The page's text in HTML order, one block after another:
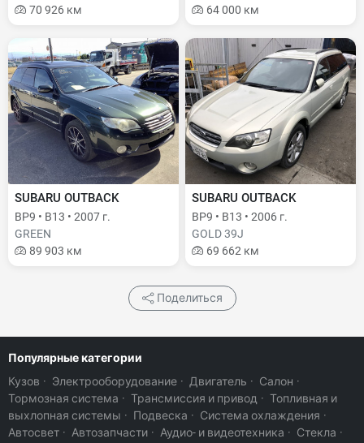
70 926 км
64 000 км
SUBARU OUTBACK
BP9 • B13 • 2007 г.
GREEN
89 903 км
SUBARU OUTBACK
BP9 • B13 • 2006 г.
GOLD 39J
69 662 км
Поделиться
Популярные категории
Кузов · Электрооборудование · Двигатель · Салон ·
Тормозная система · Трансмиссия и привод · Топливная и
выхлопная системы · Подвеска · Система охлаждения ·
Автосвет · Автозапчасти · Аудио- и видеотехника · Стекла ·